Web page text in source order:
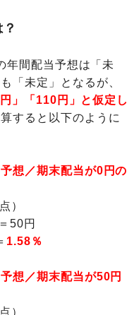
年間配当予想は「未
「未定」となるが、
」「110円」と仮定し
すると以下のように
想／期末配当が0円の
）
50円
1.58％
想／期末配当が50円
）